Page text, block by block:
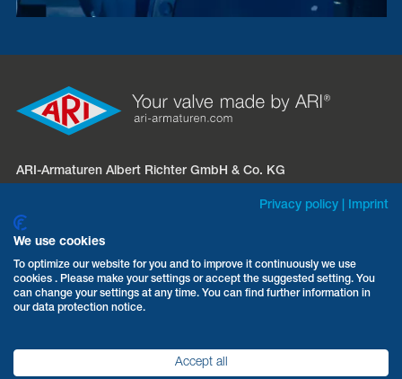
ARI-Armaturen Albert Richter GmbH & Co. KG
D-33758 Schloß Holte-Stukenbrock
Telefon:+49 5207 994-0
Fax: +49 5207 994-297 / -298
E-Mail: info.vertrieb@ari-armaturen.com
AGB Datenschutz Impressum
Privacy policy Imprint
We use cookies
To optimize our website for you and to improve it continuously we use
cookies . Please make your settings or accept the suggested setting. You
can change your settings at any time. You can find further information in
our data protection notice.
Accept all